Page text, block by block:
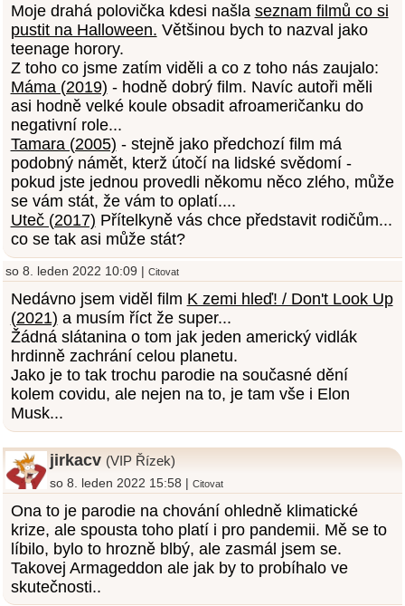
Moje drahá polovička kdesi našla seznam filmů co si
pustit na Halloween. Většinou bych to nazval jako
teenage horory.
Z toho co jsme zatím viděli a co z toho nás zaujalo:
Máma (2019) - hodně dobrý film. Navíc autoři měli
asi hodně velké koule obsadit afroameričanku do
negativní role...
Tamara (2005) - stejně jako předchozí film má
podobný námět, kterž útočí na lidské svědomí -
pokud jste jednou provedli někomu něco zlého, může
se vám stát, že vám to oplatí....
Uteč (2017) Přítelkyně vás chce představit rodičům...
co se tak asi může stát?
so 8. leden 2022 10:09 | Citovat
Nedávno jsem viděl film K zemi hleď! / Don't Look Up
(2021) a musím říct že super...
Žádná slátanina o tom jak jeden americký vidlák
hrdinně zachrání celou planetu.
Jako je to tak trochu parodie na současné dění
kolem covidu, ale nejen na to, je tam vše i Elon
Musk...
jirkacv (VIP Řízek)
so 8. leden 2022 15:58 |Citovat
Ona to je parodie na chování ohledně klimatické
krize, ale spousta toho platí i pro pandemii. Mě se to
líbilo, bylo to hrozně blbý, ale zasmál jsem se.
Takovej Armageddon ale jak by to probíhalo ve
skutečnosti..